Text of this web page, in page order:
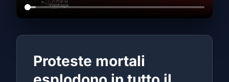
Proteste mortali